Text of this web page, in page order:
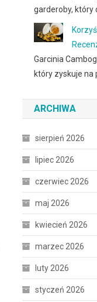
garderoby, który
Garcinia
który zyskuje na
ARCHIWA
sierpień 2026
lipiec 2026
czerwiec 2026
maj 2026
kwiecień 2026
marzec 2026
luty 2026
styczeń 2026